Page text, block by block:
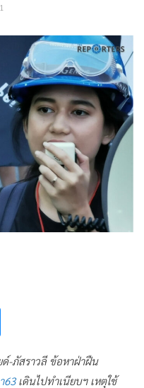
-ภัสราวลี ข้อหาฝ่าฝืน
63เดินไปทำเนียบฯ เหตุใช้